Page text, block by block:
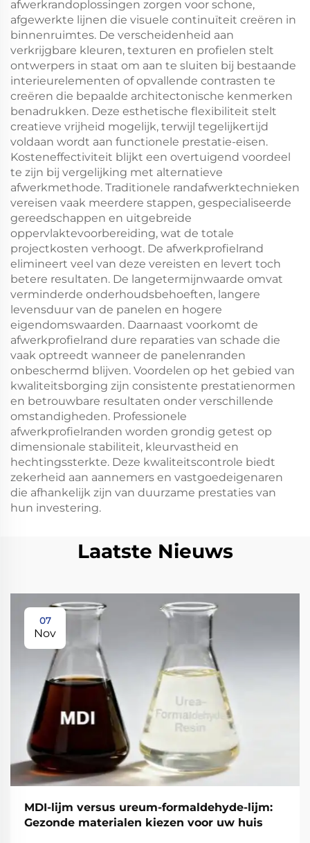
afwerkrandoplossingen zorgen voor schone,
afgewerkte lijnen die visuele continuïteit creëren in
binnenruimtes. De verscheidenheid aan
verkrijgbare kleuren, texturen en profielen stelt
ontwerpers in staat om aan te sluiten bij bestaande
interieurelementen of opvallende contrasten te
creëren die bepaalde architectonische kenmerken
benadrukken. Deze esthetische flexibiliteit stelt
creatieve vrijheid mogelijk, terwijl tegelijkertijd
voldaan wordt aan functionele prestatie-eisen.
Kosteneffectiviteit blijkt een overtuigend voordeel
te zijn bij vergelijking met alternatieve
afwerkmethode. Traditionele randafwerktechnieken
vereisen vaak meerdere stappen, gespecialiseerde
gereedschappen en uitgebreide
oppervlaktevoorbereiding, wat de totale
projectkosten verhoogt. De afwerkprofielrand
elimineert veel van deze vereisten en levert toch
betere resultaten. De langetermijnwaarde omvat
verminderde onderhoudsbehoeften, langere
levensduur van de panelen en hogere
eigendomswaarden. Daarnaast voorkomt de
afwerkprofielrand dure reparaties van schade die
vaak optreedt wanneer de panelenranden
onbeschermd blijven. Voordelen op het gebied van
kwaliteitsborging zijn consistente prestatienormen
en betrouwbare resultaten onder verschillende
omstandigheden. Professionele
afwerkprofielranden worden grondig getest op
dimensionale stabiliteit, kleurvastheid en
hechtingssterkte. Deze kwaliteitscontrole biedt
zekerheid aan aannemers en vastgoedeigenaren
die afhankelijk zijn van duurzame prestaties van
hun investering.
Laatste Nieuws
07
Nov
MDI-lijm versus ureum-formaldehyde-lijm:
Gezonde materialen kiezen voor uw huis